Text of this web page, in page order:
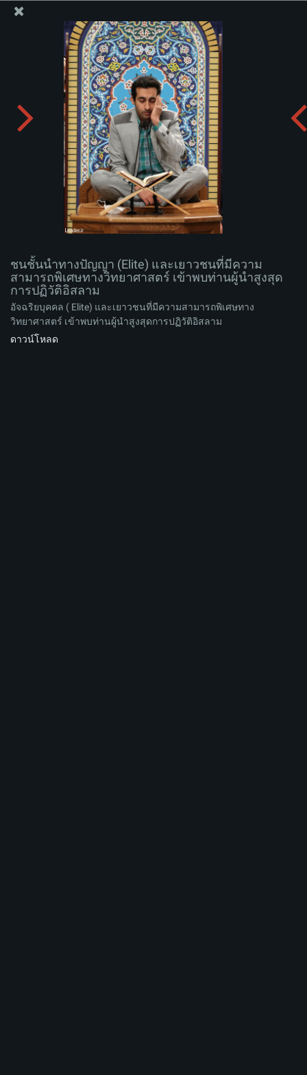
สำนักงานของผู้นำสูงสุด เซย์เยด คาเมเนอี
ชนชั้นนำทางปัญญา (Elite) และเยาวชนที่มีความสามารถ
พิเศษทางวิทยาศาสตร์ เข้าพบท่านผู้นำสูงสุดการปฏิวัติ
อิสลาม
ชนชั้นนำทางปัญญา (Elite) และเยาวชนที่มีความ
สามารถพิเศษทางวิทยาศาสตร์ เข้าพบท่านผู้นำสูงสุด
การปฏิวัติอิสลาม
อัจฉริยบุคคล ( Elite) และเยาวชนที่มีความสามารถพิเศษทาง
วิทยาศาสตร์ เข้าพบท่านผู้นำสูงสุดการปฏิวัติอิสลาม
ดาวน์โหลด